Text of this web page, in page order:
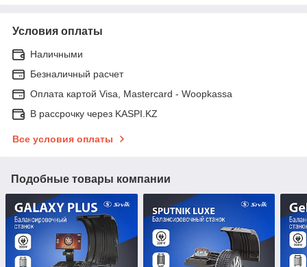
Условия оплаты
Наличными
Безналичный расчет
Оплата картой Visa, Mastercard - Woopkassa
В рассрочку через KASPI.KZ
Все условия оплаты
Подобные товары компании